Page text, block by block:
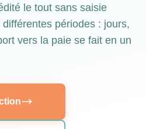
le tout sans saisie
périodes : jours,
vers la paie se fait en un